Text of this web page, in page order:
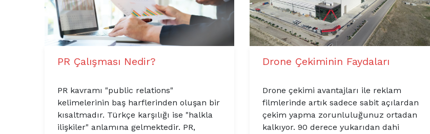
PR Çalışması Nedir?
PR kavramı "public relations"
kelimelerinin baş harflerinden oluşan bir
kısaltmadır. Türkçe karşılığı ise "halkla
ilişkiler" anlamına gelmektedir. PR,
Drone Çekiminin Faydaları
Drone çekimi avantajları ile reklam
filmlerinde artık sadece sabit açılardan
çekim yapma zorunluluğunuz ortadan
kalkıyor. 90 derece yukarıdan dahi